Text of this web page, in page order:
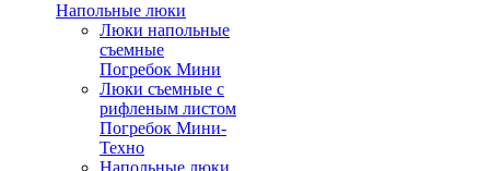
Напольные люки
Люки напольные
съемные
Погребок Мини
Люки съемные с
рифленым листом
Погребок Мини-
Техно
Напольные люки